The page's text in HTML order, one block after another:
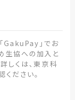
GakuPay」でお
生協への加入と
しくは、東京科
ださい。